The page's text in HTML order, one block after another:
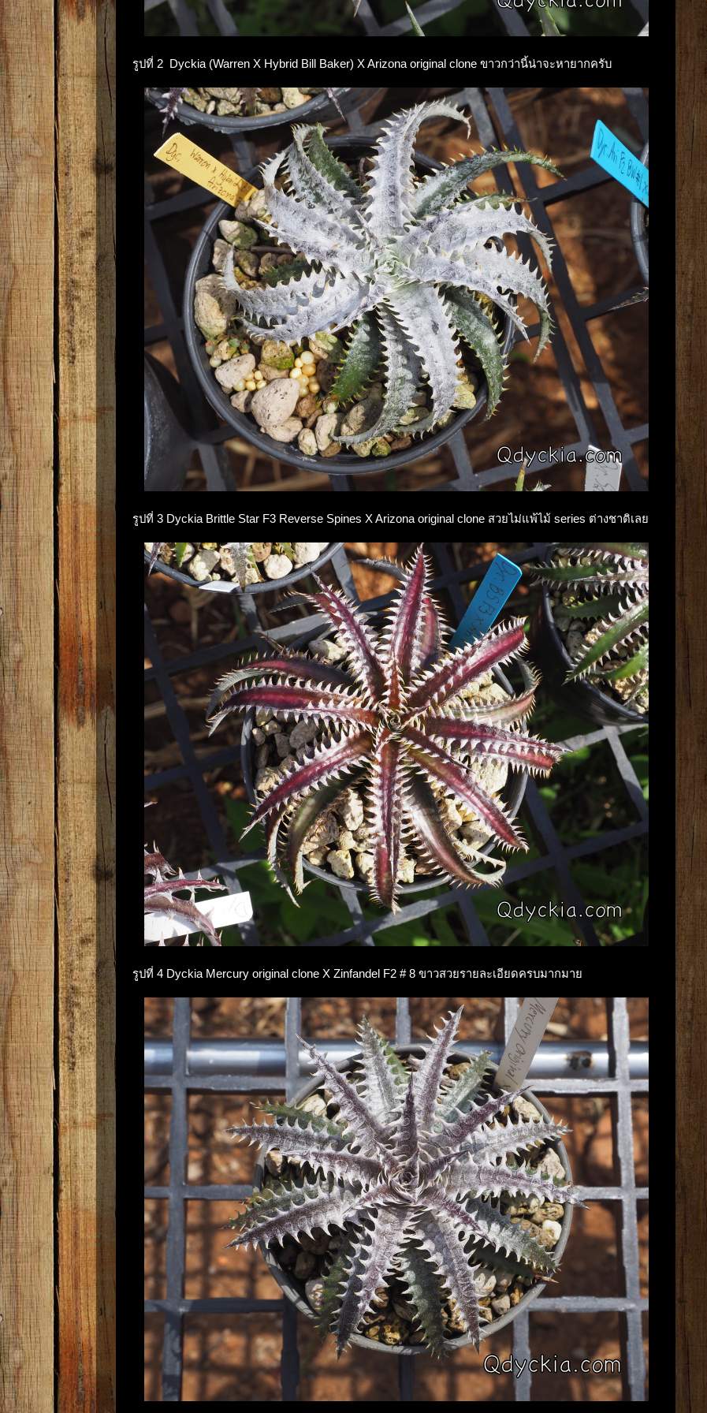
รูปที่ 2 Dyckia (Warren X Hybrid Bill Baker) X Arizona original clone ขาวกว่านี้น่าจะหายากครับ
รูปที่ 3 Dyckia Brittle Star F3 Reverse Spines X Arizona original clone สวยไม่แพ้ไม้ series ต่างชาติเลย
รูปที่ 4 Dyckia Mercury original clone X Zinfandel F2 # 8 ขาวสวยรายละเอียดครบมากมาย